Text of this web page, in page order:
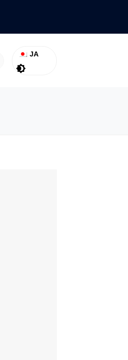
JA
ヴァロラント